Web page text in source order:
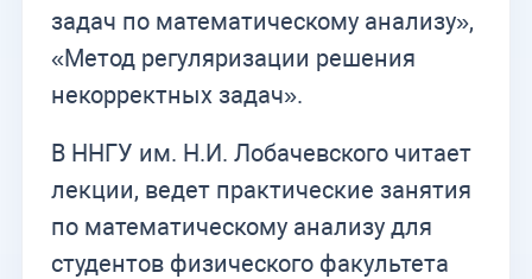
задач по математическому анализу»,
«Метод регуляризации решения
некорректных задач».
В ННГУ им. Н.И. Лобачевского читает
лекции, ведет практические занятия
по математическому анализу для
студентов физического факультета